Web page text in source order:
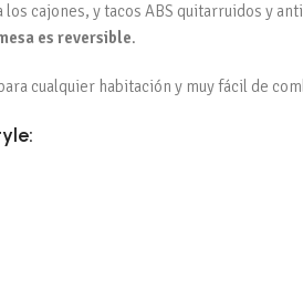
cajones, y tacos ABS quitarruidos y
es reversible.
cualquier habitación y muy fácil de